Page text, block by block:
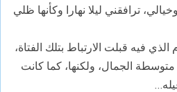
ترافقني ليلا نهارا وكأنها ظلي
فيه قبلت الارتباط بتلك الفتاة،
الجمال، ولكنها، كما كانت